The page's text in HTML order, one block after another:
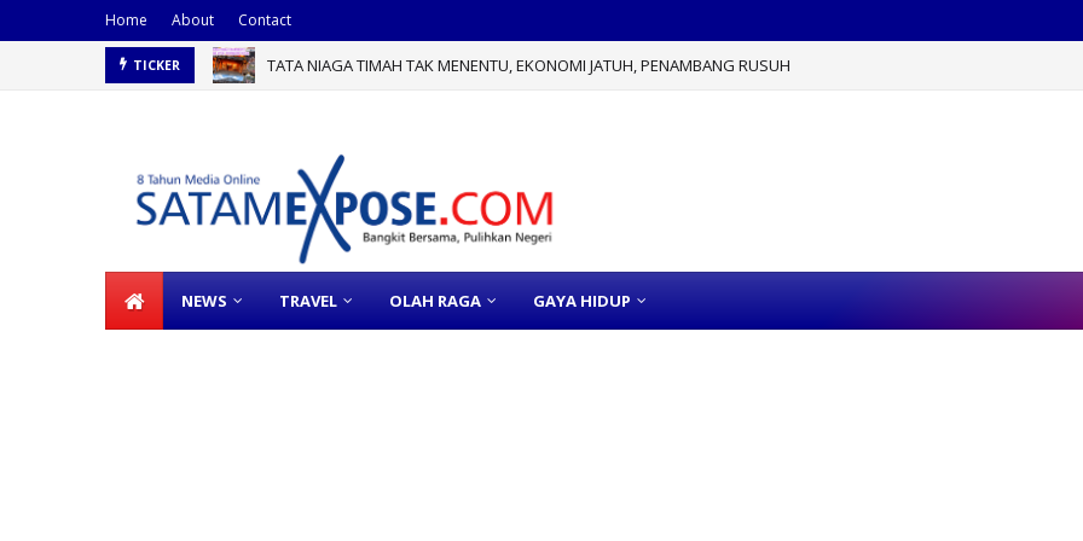
Home About Contact
TICKER TATA NIAGA TIMAH TAK MENENTU, EKONOMI JATUH, PENAMBANG RUSUH
NEWS TRAVEL OLAH RAGA GAYA HIDUP